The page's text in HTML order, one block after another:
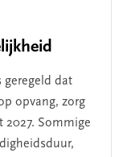
geregeld dat
opvang, zorg
Sommige